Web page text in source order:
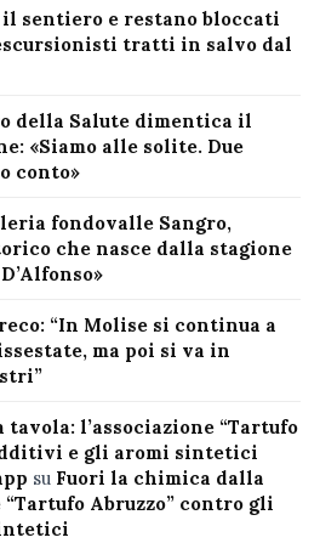
sentiero e restano bloccati
tratti in salvo dal
della Salute dimentica il
«Siamo alle solite. Due
conto»
fondovalle Sangro,
che nasce dalla stagione
“In Molise si continua a
ma poi si va in
l’associazione “Tartufo
e gli aromi sintetici
su Fuori la chimica dalla
“Tartufo Abruzzo” contro gli